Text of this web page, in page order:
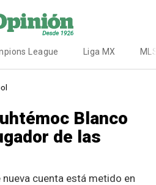
League Liga MX
Blanco
de las
cuenta está metido en